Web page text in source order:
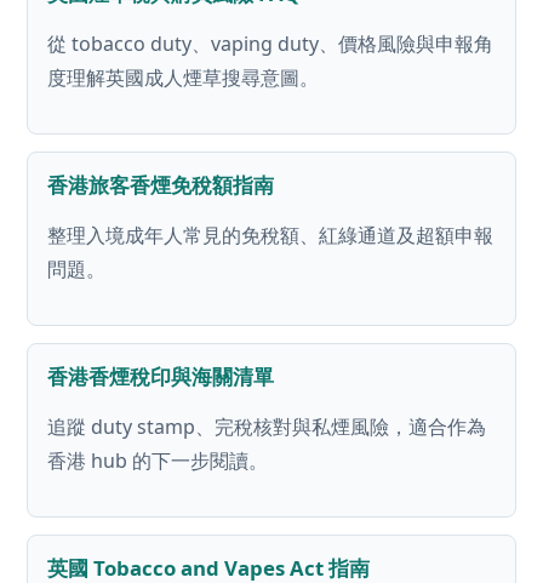
從 tobacco duty、vaping duty、價格風險與申報角
度理解英國成人煙草搜尋意圖。
香港旅客香煙免稅額指南
整理入境成年人常見的免稅額、紅綠通道及超額申報
問題。
香港香煙稅印與海關清單
追蹤 duty stamp、完稅核對與私煙風險，適合作為
香港 hub 的下一步閱讀。
英國 Tobacco and Vapes Act 指南